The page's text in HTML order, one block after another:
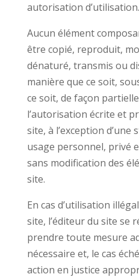
autorisation d’utilisation.
Aucun élément
être copié, reproduit,
dénaturé, transmis ou
manière que ce soit,
ce soit, de façon
l’autorisation écrite et
site, à l’exception
usage personnel, privé
sans modification des
site.
En cas d’utilisation
site, l’éditeur du site se
prendre toute mesure
nécessaire et, le cas
action en justice